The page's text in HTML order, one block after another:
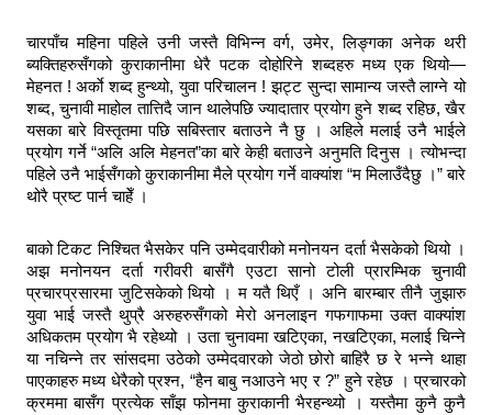
चारपाँच महिना पहिले उनी जस्तै विभिन्न वर्ग, उमेर, लिङ्गका अनेक थरी
ब्यक्तिहरुसँगको कुराकानीमा धेरै पटक दोहोरिने शब्दहरु मध्य एक थियो—
मेहनत ! अर्काे शब्द हुन्थ्यो, युवा परिचालन ! झट्ट सुन्दा सामान्य जस्तै लाग्ने यो
शब्द, चुनावी माहोल तात्तिदै जान थालेपछि ज्यादातार प्रयोग हुने शब्द रहिछ, खैर
यसका बारे विस्तृतमा पछि सबिस्तार बताउने नै छु । अहिले मलाई उनै भाईले
प्रयोग गर्ने “अलि अलि मेहनत”का बारे केही बताउने अनुमति दिनुस । त्योभन्दा
पहिले उनै भाईसँगको कुराकानीमा मैले प्रयोग गर्ने वाक्यांश “म मिलाउँदैछु ।” बारे
थोरै प्रष्ट पार्न चाहेँ ।
बाको टिकट निश्चित भैसकेर पनि उम्मेदवारीको मनोनयन दर्ता भैसकेको थियो ।
अझ मनोनयन दर्ता गरीवरी बासँगै एउटा सानो टोली प्रारम्भिक चुनावी
प्रचारप्रसारमा जुटिसकेको थियो । म यतै थिएँ । अनि बारम्बार तीनै जुझारु
युवा भाई जस्तै थुप्रै अरुहरुसँगको मेरो अनलाइन गफगाफमा उक्त वाक्यांश
अधिकतम प्रयोग भै रहेथ्यो । उता चुनावमा खटिएका, नखटिएका, मलाई चिन्ने
या नचिन्ने तर सांसदमा उठेको उम्मेदवारको जेठो छोरो बाहिरै छ रे भन्ने थाहा
पाएकाहरु मध्य धेरैको प्रश्न, “हैन बाबु नआउने भए र ?” हुने रहेछ । प्रचारको
क्रममा बासँग प्रत्येक साँझ फोनमा कुराकानी भैरहन्थ्यो । यस्तैमा कुनै कुनै